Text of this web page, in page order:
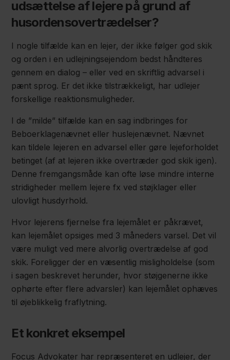
udsættelse af lejere på grund af
husordensovertrædelser?
I nogle tilfælde kan en lejer, der ikke følger god skik
og orden i en udlejningsejendom bedst håndteres
gennem en dialog – eller ved en skriftlig advarsel i
pænt sprog. Er det ikke tilstrækkeligt, har udlejer
forskellige reaktionsmuligheder.
I de ”milde” tilfælde kan en sag indbringes for
Beboerklagenævnet eller huslejenævnet. Nævnet
kan tildele lejeren en advarsel eller gøre lejeforholdet
betinget (af at lejeren ikke overtræder god skik igen).
Denne fremgangsmåde kan ofte løse mindre interne
stridigheder mellem lejere fx ved støjklager eller
ulovligt husdyrhold.
Hvor lejerens fjernelse fra lejemålet er påkrævet,
kan lejemålet opsiges med 3 måneders varsel. Det vil
være muligt ved mere alvorlig overtrædelse af god
skik. Foreligger der en væsentlig misligholdelse (som
i sagen beskrevet herunder, hvor støjgenerne ikke
ophørte efter flere advarsler) kan lejemålet ophæves
til øjeblikkelig fraflytning.
Et konkret eksempel
Focus Advokater har repræsenteret en udlejer, der